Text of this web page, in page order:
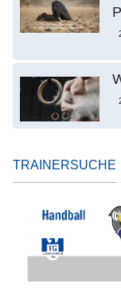
TRAINERSUCHE